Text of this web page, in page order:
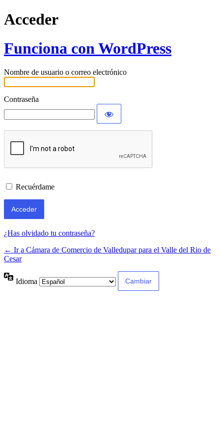
Acceder
Funciona con WordPress
Nombre de usuario o correo electrónico
Contraseña
Recuérdame
¿Has olvidado tu contraseña?
← Ir a Cámara de Comercio de Valledupar para el Valle del Rio de
Cesar
Idioma